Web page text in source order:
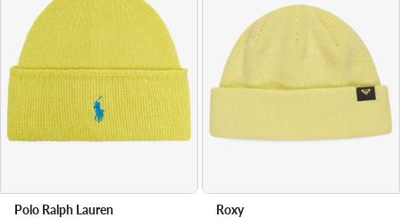
Polo Ralph Lauren
Roxy